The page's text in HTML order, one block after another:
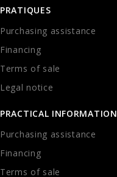
PRATIQUES
Purchasing assistance
Financing
Terms of sale
Legal notice
PRACTICAL INFORMATION
Purchasing assistance
Financing
Terms of sale